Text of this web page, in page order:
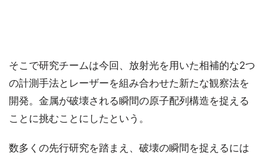
そこで研究チームは今回、放射光を用いた相補的な2つ
の計測手法とレーザーを組み合わせた新たな観察法を
開発。金属が破壊される瞬間の原子配列構造を捉える
ことに挑むことにしたという。
数多くの先行研究を踏まえ、破壊の瞬間を捉えるには